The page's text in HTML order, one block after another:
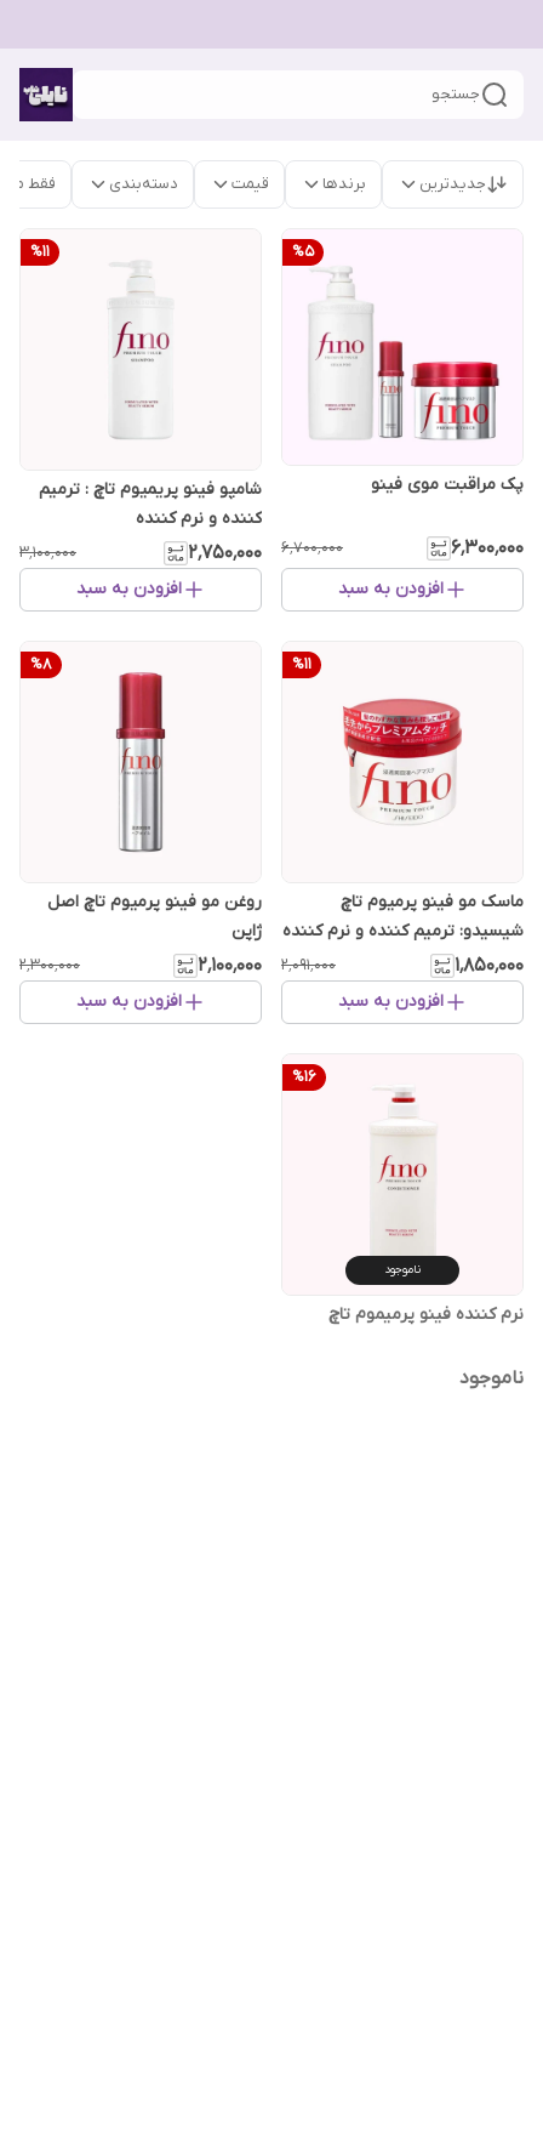
جستجو
جدیدترین برندها قیمت دسته‌بندی فقط
%5
پک مراقبت موی فینو
۶٬۳۰۰٬۰۰۰ ۶٬۷۰۰٬۰۰۰
افزودن به سبد
%11
شامپو فینو پریمیوم تاچ : ترمیم
کننده و نرم کننده
۲٬۷۵۰٬۰۰۰ ۳٬۱۰۰٬۰۰۰
افزودن به سبد
%11
ماسک مو فینو پرمیوم تاچ
شیسیدو: ترمیم کننده و نرم کننده
۱٬۸۵۰٬۰۰۰ ۲٬۰۹۱٬۰۰۰
افزودن به سبد
%8
روغن مو فینو پرمیوم تاچ اصل
ژاپن
۲٬۱۰۰٬۰۰۰ ۲٬۳۰۰٬۰۰۰
افزودن به سبد
%16
ناموجود
نرم کننده فینو پرمیموم تاچ
ناموجود